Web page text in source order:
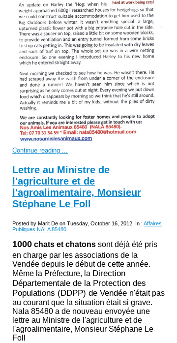
Continue reading ...
Lettre au Ministre de
l'agriculture et de
l'agroalimentaire, Monsieur
Stéphane Le Foll
Posted by Marit De on Tuesday, October 16, 2012, In : Affaires
Publiques NALA 85480
1000 chats et chatons sont déjà été pris
en charge par les associations de la
Vendée depuis le début de cette année.
Même la Préfecture, la Direction
Départementale de la Protection des
Populations (DDPP) de Vendée n'était pas
au courant que la situation était si grave.
Nala 85480 a de nouveau envoyée une
lettre au Ministre de l'agriculture et de
l'agroalimentaire, Monsieur Stéphane Le
Foll